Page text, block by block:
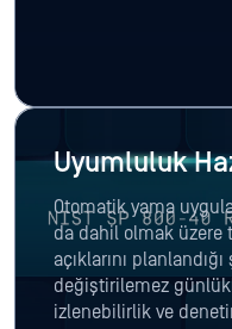
Uyumluluk
Otomatik yama
da dahil olmak üzere
açıklarını
değiştirilemez
izlenebilirlik ve